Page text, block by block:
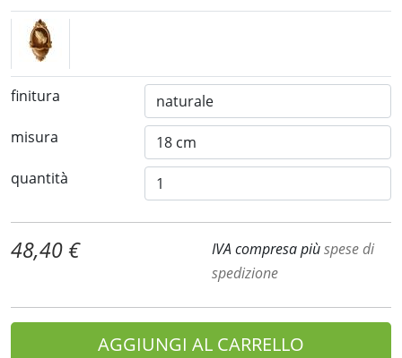
finitura
misura
quantità
48,40 € IVA compresa piùspese di
spedizione
AGGIUNGI AL CARRELLO